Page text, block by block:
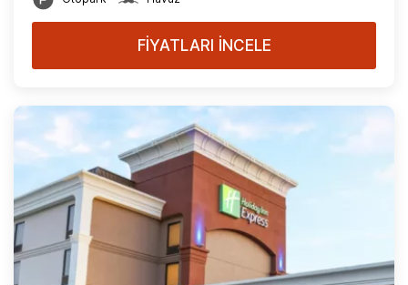
FİYATLARI İNCELE